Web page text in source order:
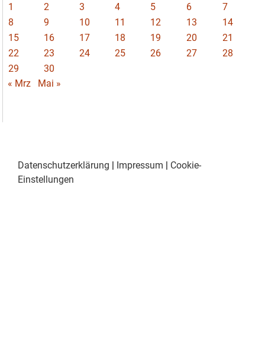
1 2 3 4 5 6
7
8
9 10 11 12 13
14
15
16 17 18 19 20
21
22
23 24 25 26 27
28
29
30
« Mrz
Mai »
Datenschutzerklärung | Impressum | Cookie-
Einstellungen